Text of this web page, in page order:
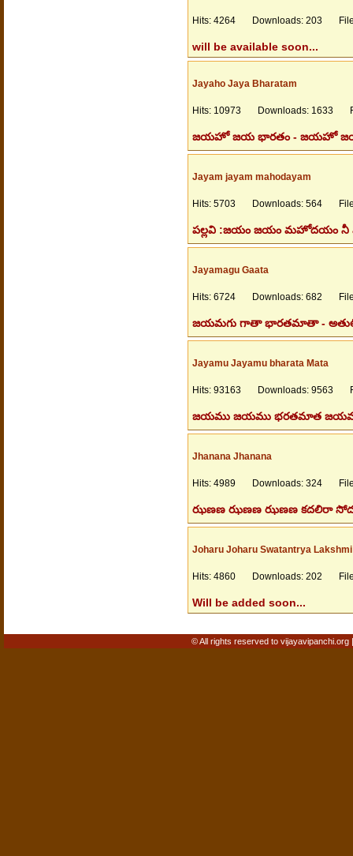
Hits: 4264 Downloads: 203
will be available soon...
Jayaho Jaya Bharatam
Hits: 10973 Downloads: 1633
జయహో జయ భారతం - జయహో జయ
Jayam jayam mahodayam
Hits: 5703 Downloads: 564
పల్లవి :జయం జయం మహోదయం నీ
Jayamagu Gaata
Hits: 6724 Downloads: 682
జయమగు గాతా భారతమాతా -
Jayamu Jayamu bharata Mata
Hits: 93163 Downloads: 9563
జయము జయము భరతమాత జయము
Jhanana Jhanana
Hits: 4989 Downloads: 324
ఝణణ ఝణణ ఝణణ కదలిరా సోదరా
Joharu Joharu Swatantrya Lakshmi
Hits: 4860 Downloads: 202
Will be added soon...
© All rights reserved to vijayavipanchi.org